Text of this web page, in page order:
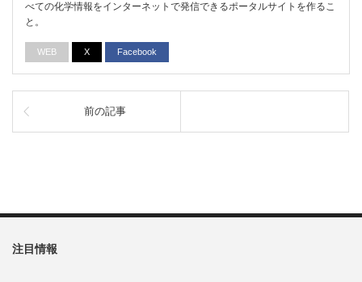
べての化学情報をインターネットで発信できるポータルサイトを作るこ
と。
WEB X Facebook
前の記事
注目情報